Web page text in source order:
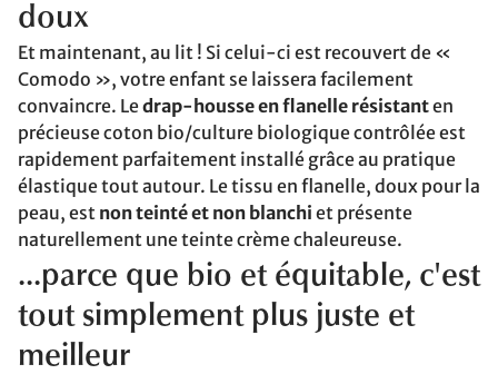
doux
Et maintenant, au lit ! Si celui-ci est recouvert de «
Comodo », votre enfant se laissera facilement
convaincre. Ledrap-housse en flanelle résistanten
précieuse coton bio/culture biologique contrôlée est
rapidement parfaitement installé grâce au pratique
élastique tout autour. Le tissu en flanelle, doux pour la
peau, est non teinté et non blanchi et présente
naturellement une teinte crème chaleureuse.
...parce que bio et équitable, c'est
tout simplement plus juste et
meilleur